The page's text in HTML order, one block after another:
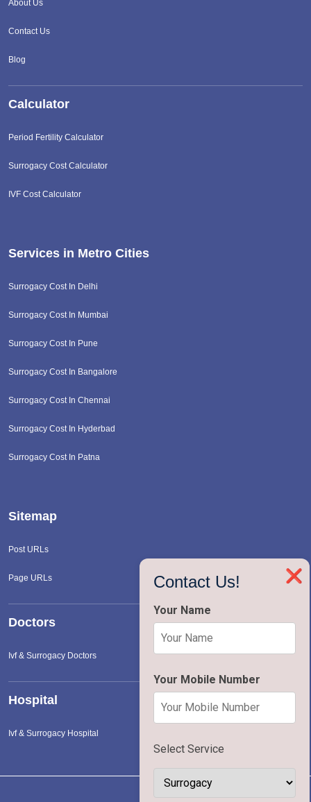
❌
Contact Us!
Your Name
Your Mobile Number
Select Service
About Us
Contact Us
Blog
Calculator
Period Fertility Calculator
Surrogacy Cost Calculator
IVF Cost Calculator
Services in Metro Cities
Surrogacy Cost In Delhi
Surrogacy Cost In Mumbai
Surrogacy Cost In Pune
Surrogacy Cost In Bangalore
Surrogacy Cost In Chennai
Surrogacy Cost In Hyderbad
Surrogacy Cost In Patna
Sitemap
Post URLs
Page URLs
Doctors
Ivf & Surrogacy Doctors
Hospital
Ivf & Surrogacy Hospital